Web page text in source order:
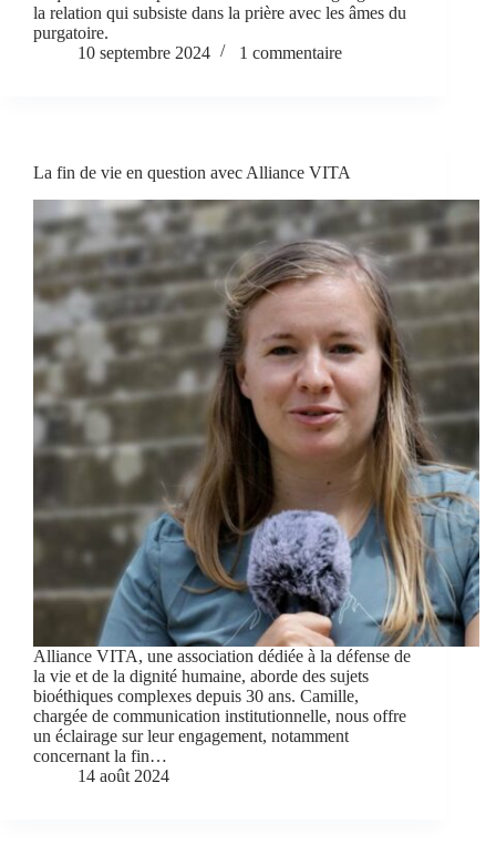
la relation qui subsiste dans la prière avec les âmes du
purgatoire.
10 septembre 2024
1 commentaire
La fin de vie en question avec Alliance VITA
Alliance VITA, une association dédiée à la défense de
la vie et de la dignité humaine, aborde des sujets
bioéthiques complexes depuis 30 ans. Camille,
chargée de communication institutionnelle, nous offre
un éclairage sur leur engagement, notamment
concernant la fin…
14 août 2024